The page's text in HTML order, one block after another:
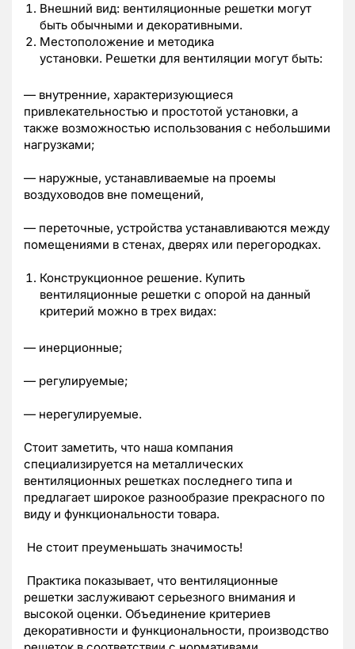
Внешний вид: вентиляционные решетки могут
быть обычными и декоративными.
Местоположение и методика
установки. Решетки для вентиляции могут быть:
— внутренние, характеризующиеся
привлекательностью и простотой установки, а
также возможностью использования с небольшими
нагрузками;
— наружные, устанавливаемые на проемы
воздуховодов вне помещений,
— переточные, устройства устанавливаются между
помещениями в стенах, дверях или перегородках.
Конструкционное решение. Купить
вентиляционные решетки с опорой на данный
критерий можно в трех видах:
— инерционные;
— регулируемые;
— нерегулируемые.
Стоит заметить, что наша компания
специализируется на металлических
вентиляционных решетках последнего типа и
предлагает широкое разнообразие прекрасного по
виду и функциональности товара.
Не стоит преуменьшать значимость!
Практика показывает, что вентиляционные
решетки заслуживают серьезного внимания и
высокой оценки. Объединение критериев
декоративности и функциональности, производство